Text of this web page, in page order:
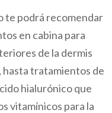
te podrá recomendar
en cabina para
de la dermis
tratamientos de
hialurónico que
vitamínicos para la